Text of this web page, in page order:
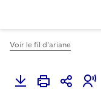
Voir le fil d'ariane